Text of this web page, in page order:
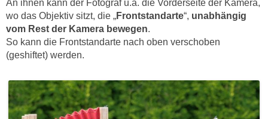
An ihnen kann der Fotograf u.a. die Vorderseite der Kamera,
wo das Objektiv sitzt, die „Frontstandarte“, unabhängig
vom Rest der Kamera bewegen.
So kann die Frontstandarte nach oben verschoben
(geshiftet) werden.